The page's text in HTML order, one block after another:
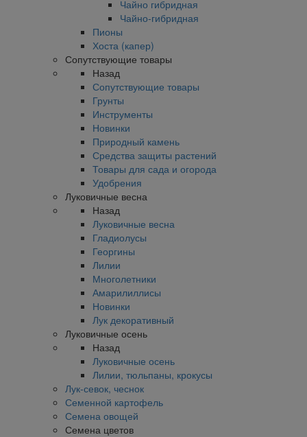
Чайно гибридная
Чайно-гибридная
Пионы
Хоста (капер)
Сопутствующие товары
Назад
Сопутствующие товары
Грунты
Инструменты
Новинки
Природный камень
Средства защиты растений
Товары для сада и огорода
Удобрения
Луковичные весна
Назад
Луковичные весна
Гладиолусы
Георгины
Лилии
Многолетники
Амарилиллисы
Новинки
Лук декоративный
Луковичные осень
Назад
Луковичные осень
Лилии, тюльпаны, крокусы
Лук-севок, чеснок
Семенной картофель
Семена овощей
Семена цветов